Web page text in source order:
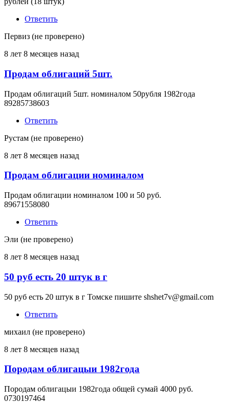
Ответить
Первиз (не проверено)
8 лет 8 месяцев назад
Продам облигаций 5шт.
Продам облигаций 5шт. номиналом 50рубля 1982года
89285738603
Ответить
Рустам (не проверено)
8 лет 8 месяцев назад
Продам облигации номиналом
Продам облигации номиналом 100 и 50 руб.
89671558080
Ответить
Эли (не проверено)
8 лет 8 месяцев назад
50 руб есть 20 штук в г
50 руб есть 20 штук в г Томске пишите shshet7v@gmail.com
Ответить
михаил (не проверено)
8 лет 8 месяцев назад
Породам облигацыи 1982года
Породам облигацыи 1982года общей сумай 4000 руб.
0730197464